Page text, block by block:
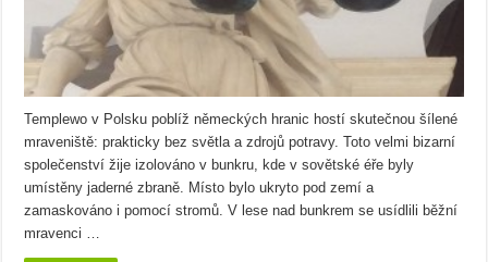
Templewo v Polsku poblíž německých hranic hostí skutečnou šílené
mraveniště: prakticky bez světla a zdrojů potravy. Toto velmi bizarní
společenství žije izolováno v bunkru, kde v sovětské éře byly
umístěny jaderné zbraně. Místo bylo ukryto pod zemí a
zamaskováno i pomocí stromů. V lese nad bunkrem se usídlili běžní
mravenci …